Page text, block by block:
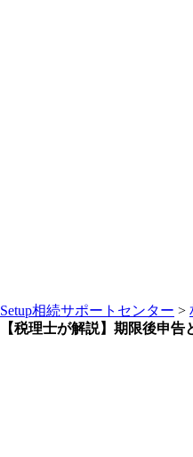
Setup相続サポートセンター >
【税理士が解説】期限後申